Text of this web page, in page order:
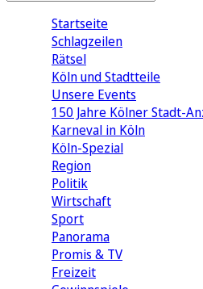
Startseite
Schlagzeilen
Rätsel
Köln und Stadtteile
Unsere Events
150 Jahre Kölner Stadt-
Karneval in Köln
Köln-Spezial
Region
Politik
Wirtschaft
Sport
Panorama
Promis & TV
Freizeit